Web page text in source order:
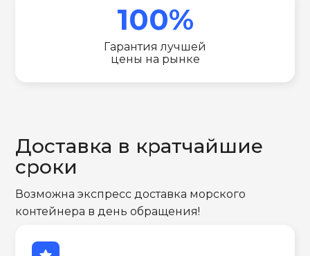
100%
Гарантия лучшей
цены на рынке
Доставка в кратчайшие
сроки
Возможна экспресс доставка морского
контейнера в день обращения!